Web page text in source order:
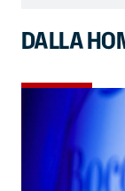
DALLA